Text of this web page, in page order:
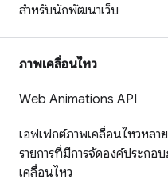
สำหรับนักพัฒนาเว็บ
ภาพเคลื่อนไหว
Web Animations API
เอฟเฟกต์ภาพเคลื่อนไหวหลาย
รายการที่มีการจัดองค์ประกอ
เคลื่อนไหว